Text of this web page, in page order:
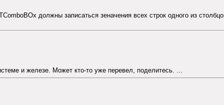
должны записаться зеначения всех строк одного из
и железе. Может кто-то уже перевел, поделитесь. ...